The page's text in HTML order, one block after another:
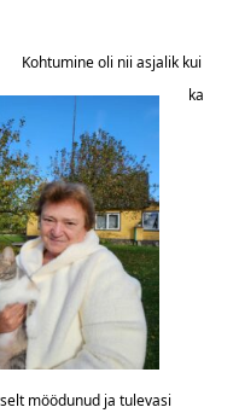
Kohtumine oli nii asjalik kui
ka
möödunud ja tulevasi